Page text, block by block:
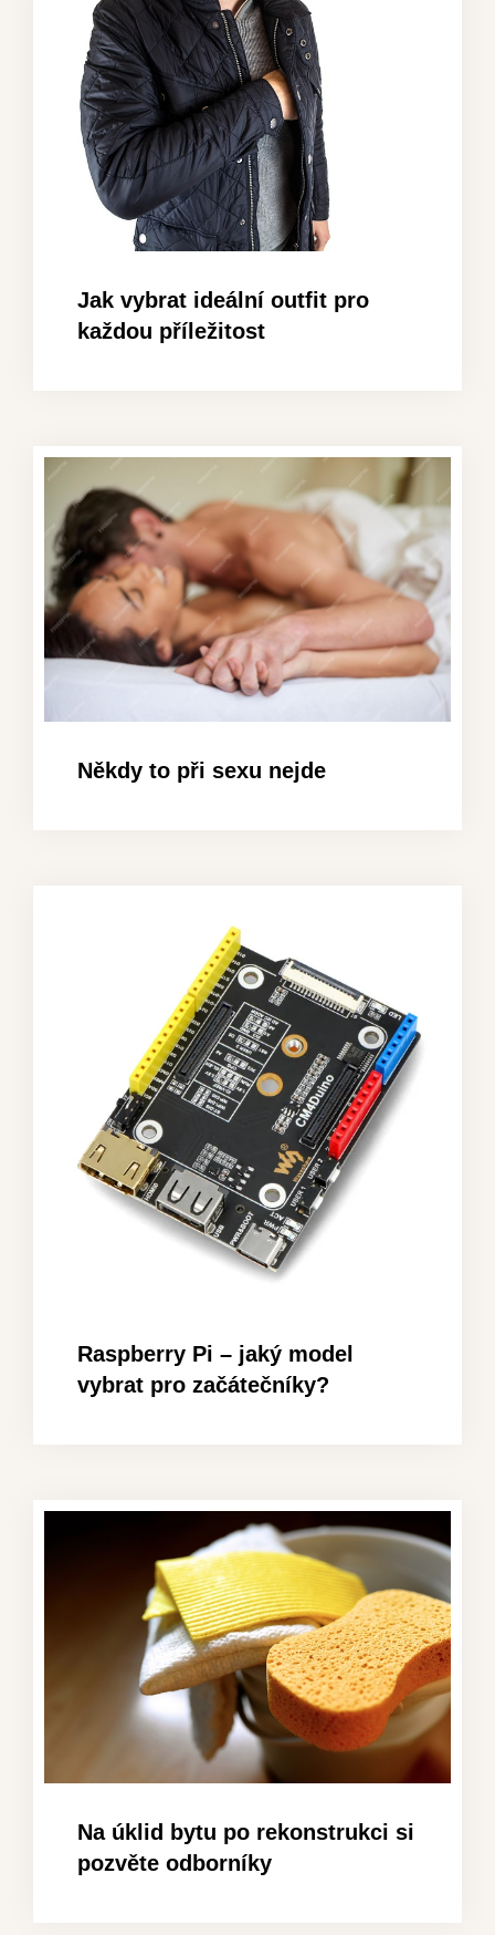
Jak vybrat ideální outfit pro
každou příležitost
Někdy to při sexu nejde
Raspberry Pi – jaký model
vybrat pro začátečníky?
Na úklid bytu po rekonstrukci si
pozvěte odborníky